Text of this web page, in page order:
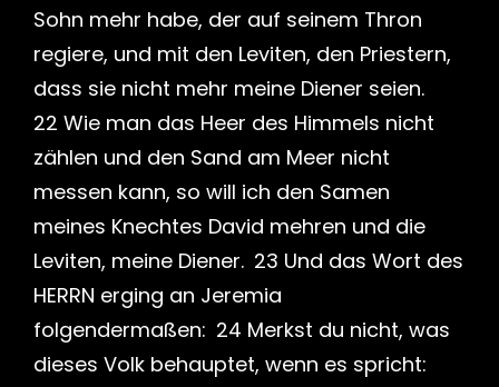
Sohn mehr habe, der auf seinem Thron
regiere, und mit den Leviten, den Priestern,
dass sie nicht mehr meine Diener seien.
22 Wie man das Heer des Himmels nicht
zählen und den Sand am Meer nicht
messen kann, so will ich den Samen
meines Knechtes David mehren und die
Leviten, meine Diener. 23 Und das Wort des
HERRN erging an Jeremia
folgendermaßen: 24 Merkst du nicht, was
dieses Volk behauptet, wenn es spricht: